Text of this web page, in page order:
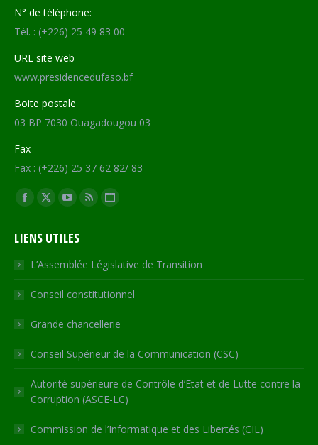
N° de téléphone:
Tél. : (+226) 25 49 83 00
URL site web
www.presidencedufaso.bf
Boite postale
03 BP 7030 Ouagadougou 03
Fax
Fax : (+226) 25 37 62 82/ 83
Trouvez nous sur :
Facebook
opens
in
new
window
X
opens
in
new
window
YouTube
opens
in
new
window
RSS
in
new
window
Site
opens
in
new
LIENS UTILES
L’Assemblée Législative de Transition
Conseil constitutionnel
Grande chancellerie
Conseil Supérieur de la Communication (CSC)
Autorité supérieure de Contrôle d’Etat et de Lutte contre la
Corruption (ASCE-LC)
Commission de l’Informatique et des Libertés (CIL)